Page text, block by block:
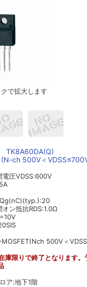
で拡大します
TK8A60DA(Q)
(N-ch 500V＜
電圧VDSS:600V
オン抵抗RDS:1.0Ω
500V＜
庫限りで終了となります。
ア:地下1階